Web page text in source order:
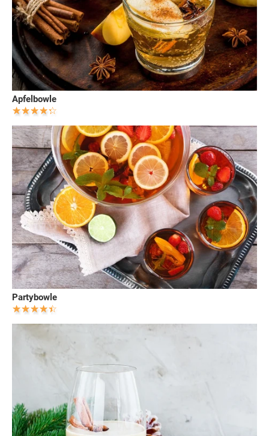
Apfelbowle
Partybowle